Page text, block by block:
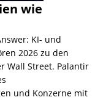
wie
KI- und
2026 zu den
Wall Street. Palantir
und Konzerne mit